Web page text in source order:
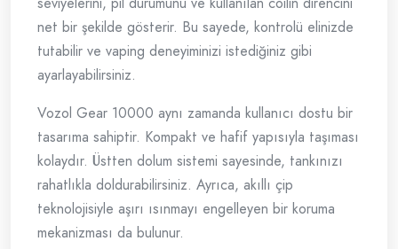
net bir şekilde gösterir. Bu sayede, kontrolü elinizde
tutabilir ve vaping deneyiminizi istediğiniz gibi
ayarlayabilirsiniz.
Vozol Gear 10000 aynı zamanda kullanıcı dostu bir
tasarıma sahiptir. Kompakt ve hafif yapısıyla taşıması
kolaydır. Üstten dolum sistemi sayesinde, tankınızı
rahatlıkla doldurabilirsiniz. Ayrıca, akıllı çip
teknolojisiyle aşırı ısınmayı engelleyen bir koruma
mekanizması da bulunur.